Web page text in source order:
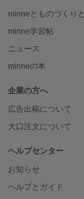
minneとものづくりと
minne学習帖
ニュース
minneの本
企業の方へ
広告出稿について
大口注文について
ヘルプセンター
お知らせ
ヘルプとガイド